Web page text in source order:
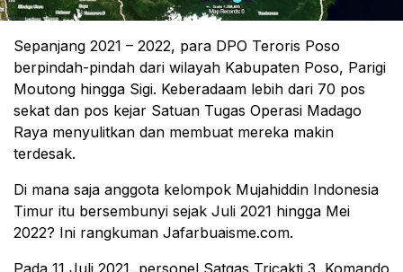
Sepanjang 2021 – 2022, para DPO Teroris Poso
berpindah-pindah dari wilayah Kabupaten Poso, Parigi
Moutong hingga Sigi. Keberadaam lebih dari 70 pos
sekat dan pos kejar Satuan Tugas Operasi Madago
Raya menyulitkan dan membuat mereka makin
terdesak.
Di mana saja anggota kelompok Mujahiddin Indonesia
Timur itu bersembunyi sejak Juli 2021 hingga Mei
2022? Ini rangkuman Jafarbuaisme.com.
Pada 11 Juli 2021, personel Satgas Tricakti 3, Komando